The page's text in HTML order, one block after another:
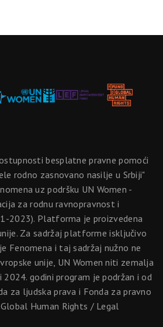
besplatne pravne pomoći
rodno zasnovano nasilje u Srbiji"
uz podršku UN Women -
za rodnu ravnopravnost i
2023). Platforma je proizvedena
Za sadržaj platforme isključivo
Fenomena i taj sadržaj nužno ne
unije, UN Women niti zemalja
2024. godini program je podržan i od
za ljudska prava i Fonda za pravno
Human Rights / Legal